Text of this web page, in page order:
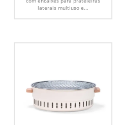
laterais multiuso e...